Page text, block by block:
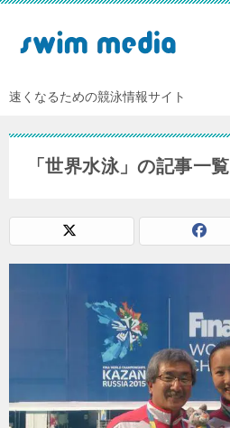
速くなるための競泳情報サイト
「世界水泳」の記事一覧